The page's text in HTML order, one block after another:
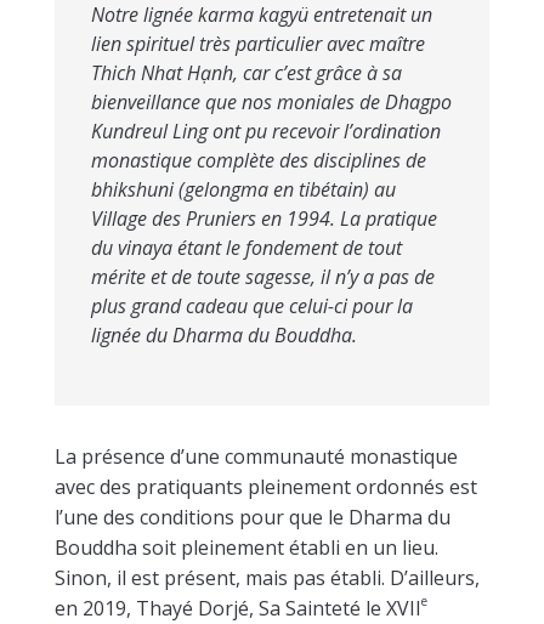
Notre lignée karma kagyü entretenait un
lien spirituel très particulier avec maître
Thich Nhat Hạnh, car c’est grâce à sa
bienveillance que nos moniales de Dhagpo
Kundreul Ling ont pu recevoir l’ordination
monastique complète des disciplines de
bhikshuni (gelongma en tibétain) au
Village des Pruniers en 1994. La pratique
du vinaya étant le fondement de tout
mérite et de toute sagesse, il n’y a pas de
plus grand cadeau que celui-ci pour la
lignée du Dharma du Bouddha.
La présence d’une communauté monastique
avec des pratiquants pleinement ordonnés est
l’une des conditions pour que le Dharma du
Bouddha soit pleinement établi en un lieu.
Sinon, il est présent, mais pas établi. D’ailleurs,
en 2019, Thayé Dorjé, Sa Sainteté le XVIIe